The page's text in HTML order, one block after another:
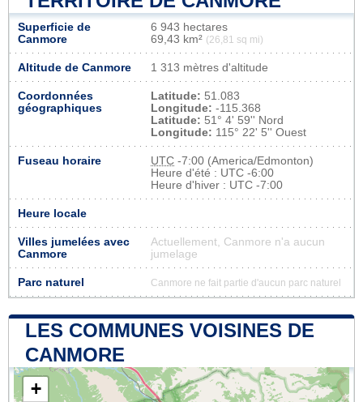
Superficie de
Canmore
6 943 hectares
69,43 km² (26,81 sq mi)
Altitude de Canmore 1 313 mètres d'altitude
Coordonnées
géographiques
Latitude: 51.083
Longitude: -115.368
Latitude: 51° 4' 59'' Nord
Longitude: 115° 22' 5'' Ouest
Fuseau horaire UTC -7:00 (America/Edmonton)
Heure d'été : UTC -6:00
Heure d'hiver : UTC -7:00
Heure locale
Villes jumelées avec
Canmore
Actuellement, Canmore n'a aucun
jumelage
Parc naturel Canmore ne fait partie d'aucun parc naturel
LES COMMUNES VOISINES DE
CANMORE
+